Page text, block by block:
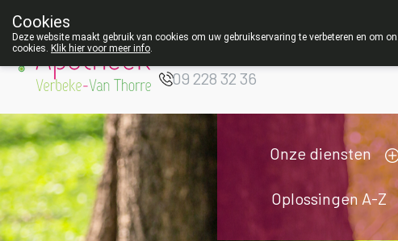
Apotheek Verbeke
- Van Thorre
09 228 32 36
Onze diensten
Oplossingen A-Z
Cookies
Deze website maakt gebruik van cookies om uw gebruikservaring te verbeteren en om
cookies. Klik hier voor meer info.